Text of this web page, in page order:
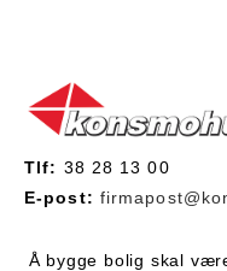
Tlf: 38 28 13 00
E-post:
Å bygge bolig skal